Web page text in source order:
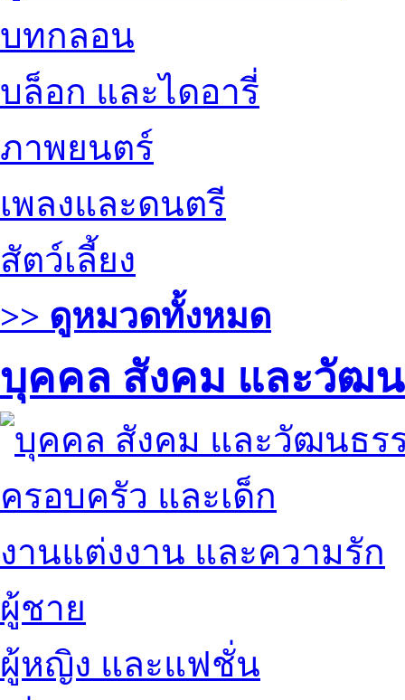
บทกลอน
บล็อก และไดอารี่
ภาพยนตร์
เพลงและดนตรี
สัตว์เลี้ยง
>> ดูหมวดทั้งหมด
บุคคล สังคม และวัฒ
ครอบครัว และเด็ก
งานแต่งงาน และความรัก
ผู้ชาย
ผู้หญิง และแฟชั่น